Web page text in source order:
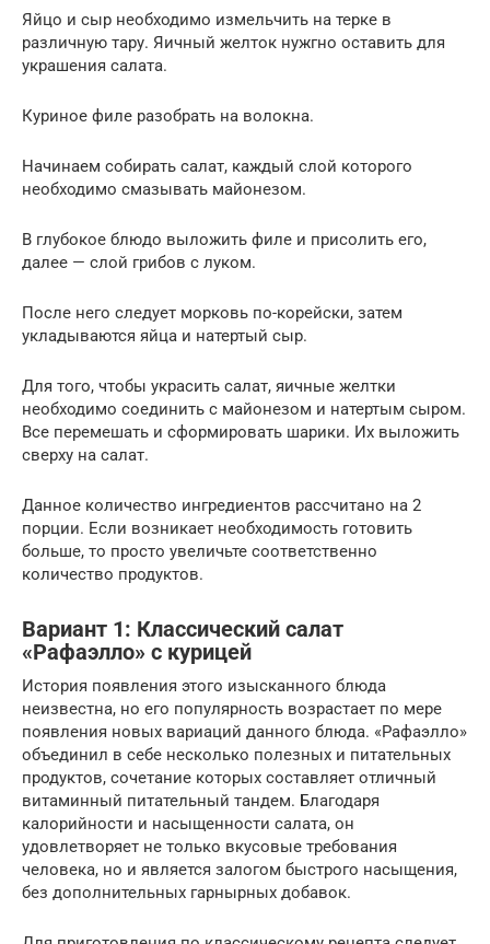
Яйцо и сыр необходимо измельчить на терке в
различную тару. Яичный желток нужгно оставить для
украшения салата.
Куриное филе разобрать на волокна.
Начинаем собирать салат, каждый слой которого
необходимо смазывать майонезом.
В глубокое блюдо выложить филе и присолить его,
далее — слой грибов с луком.
После него следует морковь по-корейски, затем
укладываются яйца и натертый сыр.
Для того, чтобы украсить салат, яичные желтки
необходимо соединить с майонезом и натертым сыром.
Все перемешать и сформировать шарики. Их выложить
сверху на салат.
Данное количество ингредиентов рассчитано на 2
порции. Если возникает необходимость готовить
больше, то просто увеличьте соответственно
количество продуктов.
Вариант 1: Классический салат
«Рафаэлло» с курицей
История появления этого изысканного блюда
неизвестна, но его популярность возрастает по мере
появления новых вариаций данного блюда. «Рафаэлло»
объединил в себе несколько полезных и питательных
продуктов, сочетание которых составляет отличный
витаминный питательный тандем. Благодаря
калорийности и насыщенности салата, он
удовлетворяет не только вкусовые требования
человека, но и является залогом быстрого насыщения,
без дополнительных гарнырных добавок.